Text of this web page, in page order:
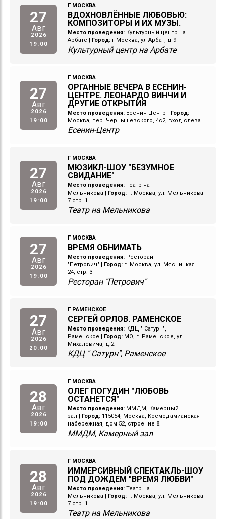
27
Авг
2026
19:00
Г МОСКВА
ВДОХНОВЛЁННЫЕ ЛЮБОВЬЮ:
КОМПОЗИТОРЫ И ИХ МУЗЫ.
Место проведения: Культурный центр на
Арбате
Город: г Москва, ул Арбат, д 9
Культурный центр на Арбате
27
Авг
2026
19:00
Г МОСКВА
ОРГАННЫЕ ВЕЧЕРА В ЕСЕНИН-
ЦЕНТРЕ. ЛЕОНАРДО ВИНЧИ И
ДРУГИЕ ОТКРЫТИЯ
Место проведения: Есенин-Центр
Город:
Москва, пер. Чернышевского, 4с2, вход слева
Есенин-Центр
27
Авг
2026
19:00
Г МОСКВА
МЮЗИКЛ-ШОУ "БЕЗУМНОЕ
СВИДАНИЕ"
Место проведения: Театр на
Мельникова
Город: г. Москва, ул. Мельникова
7 стр. 1
Театр на Мельникова
27
Авг
2026
19:00
Г МОСКВА
ВРЕМЯ ОБНИМАТЬ
Место проведения: Ресторан
"Петрович"
Город: г. Москва, ул. Мясницкая
24, стр. 3
Ресторан "Петрович"
27
Авг
2026
20:00
Г РАМЕНСКОЕ
СЕРГЕЙ ОРЛОВ. РАМЕНСКОЕ
Место проведения: КДЦ " Сатурн",
Раменское
Город: МО, г. Раменское, ул.
Михалевича, д.2
КДЦ " Сатурн", Раменское
28
Авг
2026
19:00
Г МОСКВА
ОЛЕГ ПОГУДИН "ЛЮБОВЬ
ОСТАНЕТСЯ"
Место проведения: ММДМ, Камерный
зал
Город: 115054, Москва, Космодамианская
набережная, дом 52, строение 8.
ММДМ, Камерный зал
28
Авг
2026
19:00
Г МОСКВА
ИММЕРСИВНЫЙ СПЕКТАКЛЬ-ШОУ
ПОД ДОЖДЕМ "ВРЕМЯ ЛЮБВИ"
Место проведения: Театр на
Мельникова
Город: г. Москва, ул. Мельникова
7 стр. 1
Театр на Мельникова